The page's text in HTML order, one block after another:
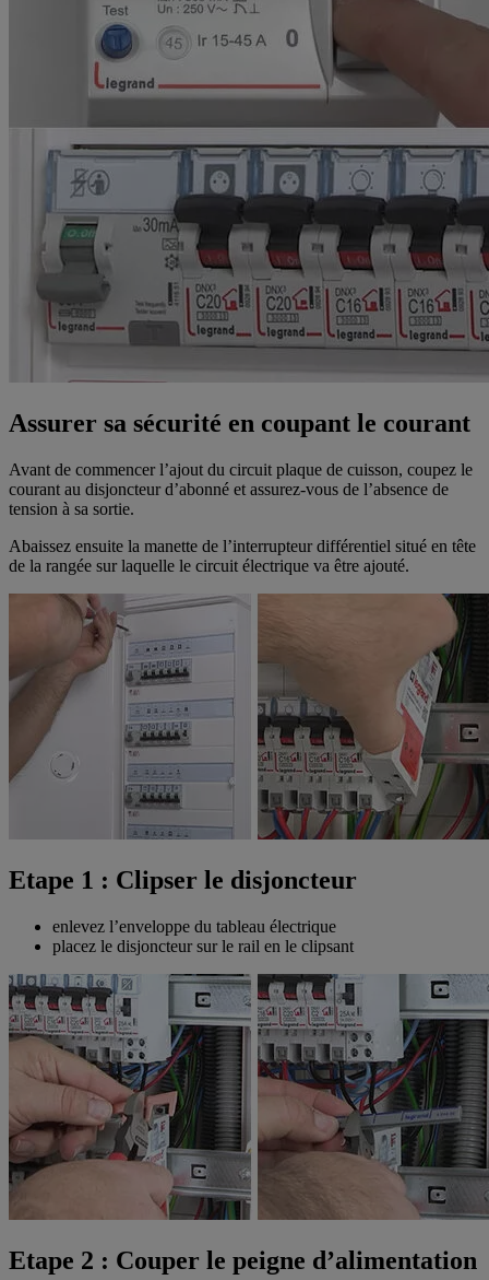
Assurer sa sécurité en coupant le courant
Avant de commencer l’ajout du circuit plaque de cuisson, coupez le
courant au disjoncteur d’abonné et assurez-vous de l’absence de
tension à sa sortie.
Abaissez ensuite la manette de l’interrupteur différentiel situé en tête
de la rangée sur laquelle le circuit électrique va être ajouté.
Etape 1 : Clipser le disjoncteur
enlevez l’enveloppe du tableau électrique
placez le disjoncteur sur le rail en le clipsant
Etape 2 : Couper le peigne d’alimentation